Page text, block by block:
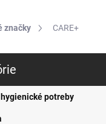
značky CARE+
potreby